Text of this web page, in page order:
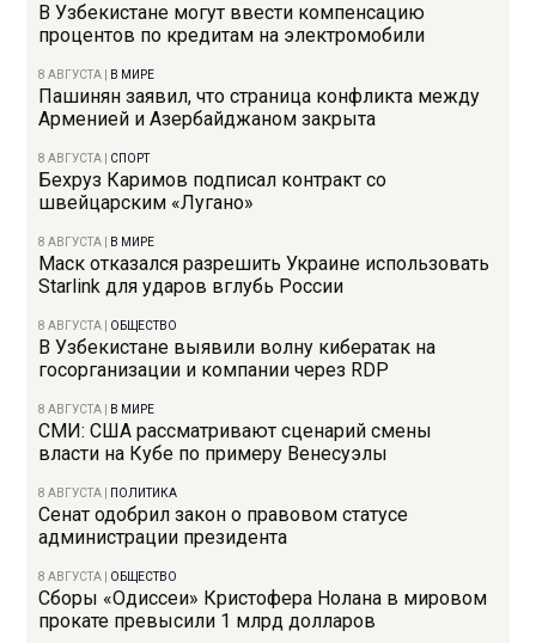
В Узбекистане могут ввести компенсацию
процентов по кредитам на электромобили
8 АВГУСТА В МИРЕ
Пашинян заявил, что страница конфликта между
Арменией и Азербайджаном закрыта
8 АВГУСТА СПОРТ
Бехруз Каримов подписал контракт со
швейцарским «Лугано»
8 АВГУСТА В МИРЕ
Маск отказался разрешить Украине использовать
Starlink для ударов вглубь России
8 АВГУСТА ОБЩЕСТВО
В Узбекистане выявили волну кибератак на
госорганизации и компании через RDP
8 АВГУСТА В МИРЕ
СМИ: США рассматривают сценарий смены
власти на Кубе по примеру Венесуэлы
8 АВГУСТА ПОЛИТИКА
Сенат одобрил закон о правовом статусе
администрации президента
8 АВГУСТА ОБЩЕСТВО
Сборы «Одиссеи» Кристофера Нолана в мировом
прокате превысили 1 млрд долларов